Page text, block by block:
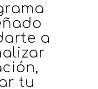
a
tu